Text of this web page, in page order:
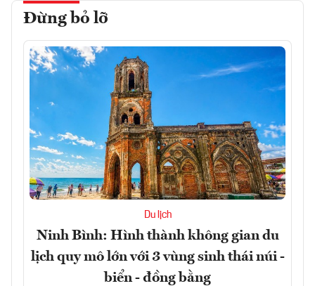
Đừng bỏ lỡ
Du lịch
Ninh Bình: Hình thành không gian du
lịch quy mô lớn với 3 vùng sinh thái núi -
biển - đồng bằng